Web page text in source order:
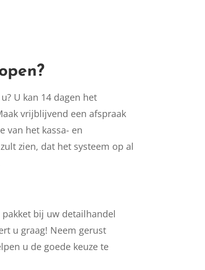
U kan 14 dagen het
vrijblijvend een afspraak
van het kassa- en
zien, dat het systeem op al
bij uw detailhandel
u graag! Neem gerust
u de goede keuze te